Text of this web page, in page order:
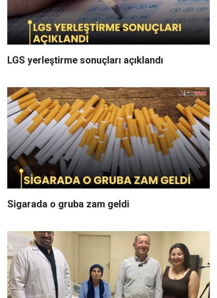
LGS yerleştirme sonuçları açıklandı
Sigarada o gruba zam geldi